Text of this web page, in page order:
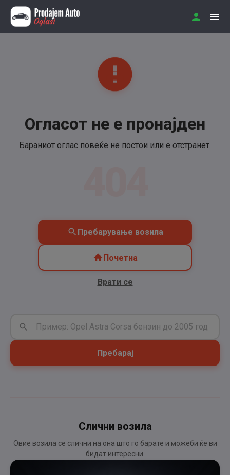
Огласот не е пронајден
Бараниот оглас повеќе не постои или е отстранет.
Пребарување возила
Почетна
Врати се
Пребарај
Слични возила
Овие возила се слични на она што го барате и можеби ќе ви
бидат интересни.